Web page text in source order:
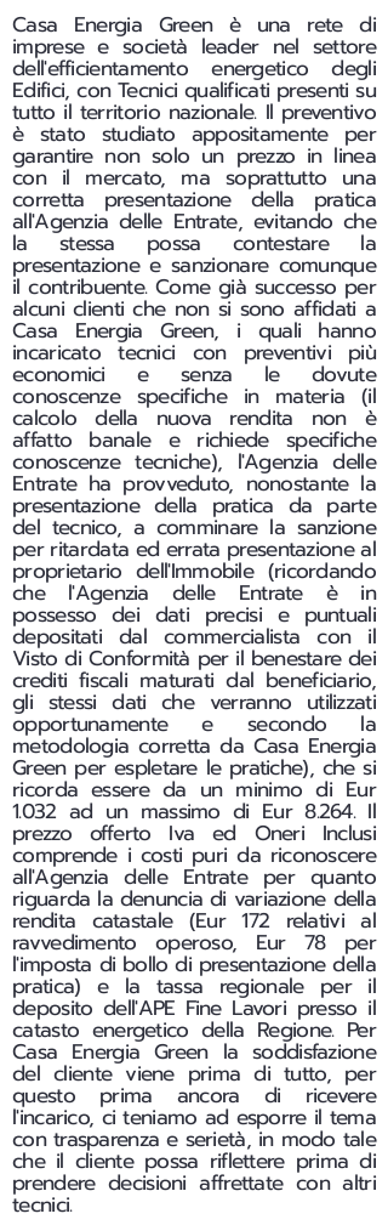
Casa Energia Green è una rete di
imprese e società leader nel settore
dell'efficientamento energetico degli
Edifici, con Tecnici qualificati presenti su
tutto il territorio nazionale. Il preventivo
è stato studiato appositamente per
garantire non solo un prezzo in linea
con il mercato, ma soprattutto una
corretta presentazione della pratica
all'Agenzia delle Entrate, evitando che
la stessa possa contestare la
presentazione e sanzionare comunque
il contribuente. Come già successo per
alcuni clienti che non si sono affidati a
Casa Energia Green, i quali hanno
incaricato tecnici con preventivi più
economici e senza le dovute
conoscenze specifiche in materia (il
calcolo della nuova rendita non è
affatto banale e richiede specifiche
conoscenze tecniche), l'Agenzia delle
Entrate ha provveduto, nonostante la
presentazione della pratica da parte
del tecnico, a comminare la sanzione
per ritardata ed errata presentazione al
proprietario dell'Immobile (ricordando
che l'Agenzia delle Entrate è in
possesso dei dati precisi e puntuali
depositati dal commercialista con il
Visto di Conformità per il benestare dei
crediti fiscali maturati dal beneficiario,
gli stessi dati che verranno utilizzati
opportunamente e secondo la
metodologia corretta da Casa Energia
Green per espletare le pratiche), che si
ricorda essere da un minimo di Eur
1.032 ad un massimo di Eur 8.264. Il
prezzo offerto Iva ed Oneri Inclusi
comprende i costi puri da riconoscere
all'Agenzia delle Entrate per quanto
riguarda la denuncia di variazione della
rendita catastale (Eur 172 relativi al
ravvedimento operoso, Eur 78 per
l'imposta di bollo di presentazione della
pratica) e la tassa regionale per il
deposito dell'APE Fine Lavori presso il
catasto energetico della Regione. Per
Casa Energia Green la soddisfazione
del cliente viene prima di tutto, per
questo prima ancora di ricevere
l'incarico, ci teniamo ad esporre il tema
con trasparenza e serietà, in modo tale
che il cliente possa riflettere prima di
prendere decisioni affrettate con altri
tecnici.